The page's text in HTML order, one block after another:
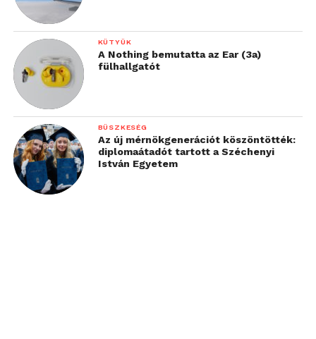
KÜTYÜK
A Nothing bemutatta az Ear (3a)
fülhallgatót
BÜSZKESÉG
Az új mérnökgenerációt köszöntötték:
diplomaátadót tartott a Széchenyi
István Egyetem